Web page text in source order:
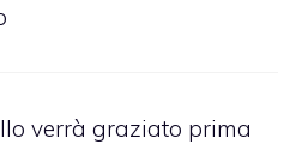
verrà graziato prima